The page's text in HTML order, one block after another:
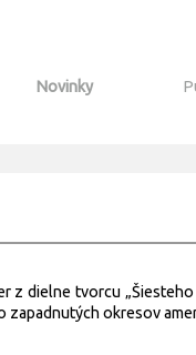
Novinky
dielne tvorcu „Šiesteho
zapadnutých okresov